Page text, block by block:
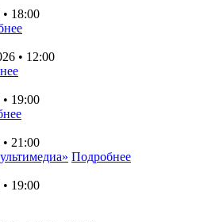
18:00
• 12:00
19:00
21:00
Подробнее
19:00